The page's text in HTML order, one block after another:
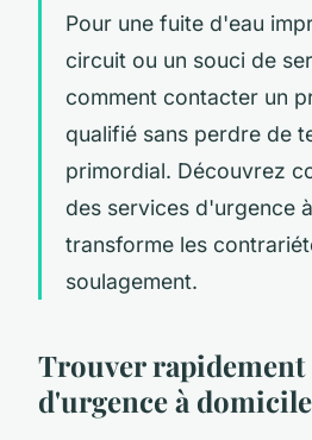
Pour une fuite d'eau
circuit ou un souci de
comment contacter un
qualifié sans perdre de
primordial. Découvrez
des services d'urgence
transforme les
soulagement.
Trouver rapidement
d'urgence à